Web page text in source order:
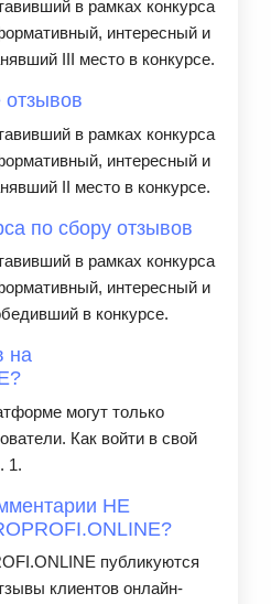
в рамках конкурса
интересный и
III место в конкурсе.
отзывов
в рамках конкурса
интересный и
II место в конкурсе.
по сбору отзывов
в рамках конкурса
интересный и
в конкурсе.
на
могут только
Как войти в свой
1.
НЕ
публикуются
клиентов онлайн-